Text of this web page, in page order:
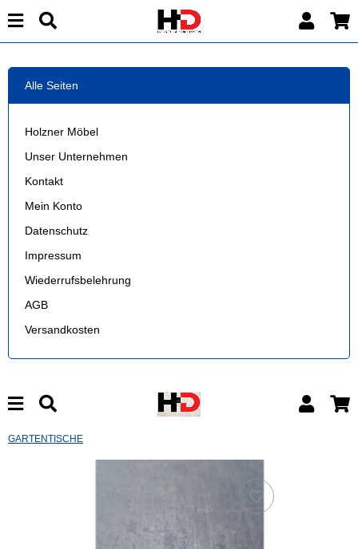
Alle Seiten
Holzner Möbel
Unser Unternehmen
Kontakt
Mein Konto
Datenschutz
Impressum
Wiederrufsbelehrung
AGB
Versandkosten
GARTENTISCHE